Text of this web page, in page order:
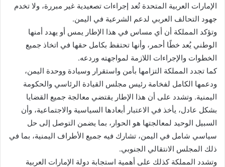
الإمارات العربية المتحدة تُعد إجراءات تصعيدية غير مبررة، ولا تخدم
جهود التحالف العربي لدعم الشرعية في اليمن.
وتؤكد المملكة أن أي مساس في هذا الإطار يمس أو يهدد أمنها
الوطني يُعد خطًا أحمر، وأنها تحتفظ بكامل حقها في اتخاذ جميع
الخطوات والإجراءات اللازمة لمواجهته وردعه.
كما تجدد المملكة التزامها بأمن واستقرار وسيادة ووحدة اليمن،
ودعمها الكامل لفخامة رئيس مجلس القيادة الرئاسي والحكومة
اليمنية. وتشدد على أن هذا الإطار يقتضي معالجة جميع القضايا
بشكل عادل، يأخذ في الاعتبار أبعادها السياسية والاجتماعية، وأن
السبيل الوحيد لمعالجتها هو الحوار، بما يضمن التوصل إلى حل
سياسي شامل في اليمن، تشارك فيه جميع الأطراف اليمنية، بما في
ذلك المجلس الانتقالي الجنوبي.
وتشدد المملكة كذلك على أهمية استجابة دولة الإمارات العربية